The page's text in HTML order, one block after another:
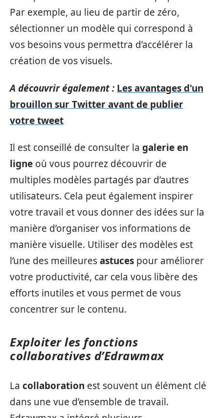
Par exemple, au lieu de partir de zéro,
sélectionner un modèle qui correspond à
vos besoins vous permettra d’accélérer la
création de vos visuels.
A découvrir également : Les avantages d'un
brouillon sur Twitter avant de publier
votre tweet
Il est conseillé de consulter la galerie en
ligne où vous pourrez découvrir de
multiples modèles partagés par d’autres
utilisateurs. Cela peut également inspirer
votre travail et vous donner des idées sur la
manière d’organiser vos informations de
manière visuelle. Utiliser des modèles est
l’une des meilleuresastuces pour améliorer
votre productivité, car cela vous libère des
efforts inutiles et vous permet de vous
concentrer sur le contenu.
Exploiter les fonctions
collaboratives d’Edrawmax
La collaboration est souvent un élément clé
dans une vue d’ensemble de travail.